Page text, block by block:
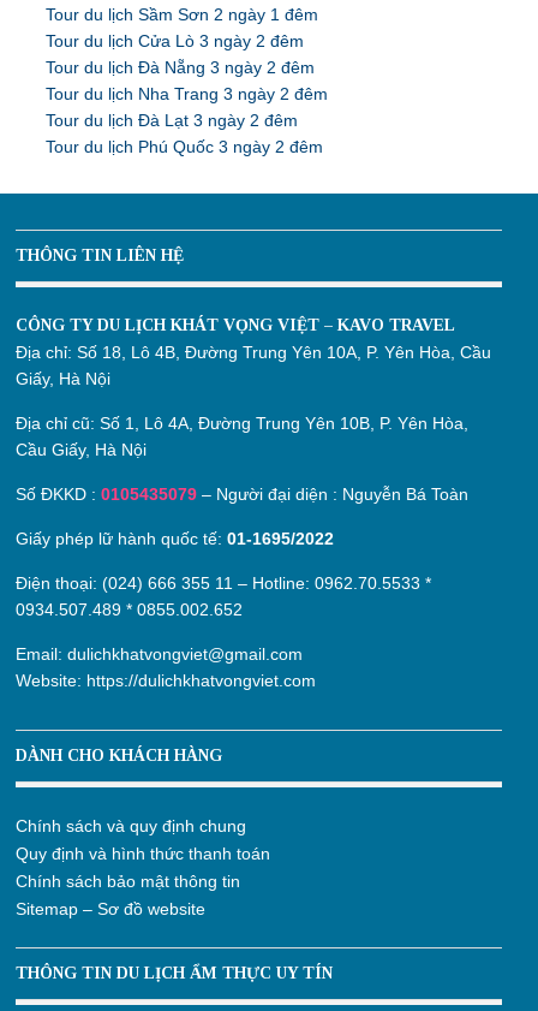
Tour du lịch Sầm Sơn 2 ngày 1 đêm
Tour du lịch Cửa Lò 3 ngày 2 đêm
Tour du lịch Đà Nẵng 3 ngày 2 đêm
Tour du lịch Nha Trang 3 ngày 2 đêm
Tour du lịch Đà Lạt 3 ngày 2 đêm
Tour du lịch Phú Quốc 3 ngày 2 đêm
THÔNG TIN LIÊN HỆ
CÔNG TY DU LỊCH KHÁT VỌNG VIỆT – KAVO TRAVEL
Địa chỉ:Số 18, Lô 4B, Đường Trung Yên 10A, P. Yên Hòa, Cầu
Giấy, Hà Nội
Địa chỉ cũ:Số 1, Lô 4A, Đường Trung Yên 10B, P. Yên Hòa,
Cầu Giấy, Hà Nội
Số ĐKKD :0105435079 – Người đại diện : Nguyễn Bá Toàn
Giấy phép lữ hành quốc tế:01-1695/2022
Điện thoại: (024) 666 355 11 – Hotline:0962.70.5533 *
0934.507.489 *0855.002.652
Email:dulichkhatvongviet@gmail.com
Website: https://dulichkhatvongviet.com
DÀNH CHO KHÁCH HÀNG
Chính sách và quy định chung
Quy định và hình thức thanh toán
Chính sách bảo mật thông tin
Sitemap – Sơ đồ website
THÔNG TIN DU LỊCH ẨM THỰC UY TÍN